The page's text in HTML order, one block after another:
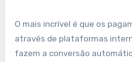
O mais incrível é que os
através de plataformas
fazem a conversão